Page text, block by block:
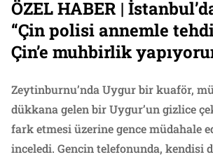
ÖZEL HABER |
“Çin polisi annemle
Çin’e muhbirlik
Zeytinburnu’nda Uygur bir kuaför,
dükkana gelen bir Uygur’un gizlice
fark etmesi üzerine gence müdahale
inceledi. Gencin telefonunda, kendisi